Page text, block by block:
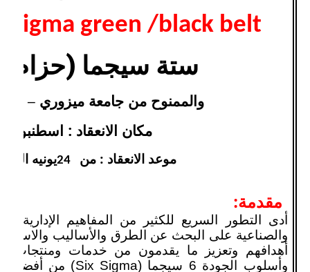
sigma green /black belt
ستة سيجما (حزام
والممنوح من جامعة ميزوري –
مكان الانعقاد : اسطنبول
موعد الانعقاد : من 24يونيه الى 3
مقدمة:
أدى التطور السريع للكثير من المفاهيم الإدارية
والصناعية على البحث عن الطرق والأساليب
أهدافهم وتعزيز ما يقدمون من خدمات ومنتجات
وأسلوب الجودة 6 سيجما (
Six Sigma) من أفضل